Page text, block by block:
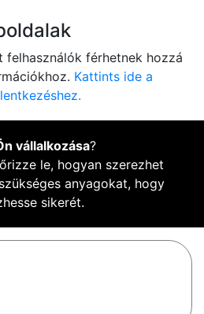
felhasználók férhetnek hozzá
Kattints ide a
vállalkozása?
le, hogyan szerezhet
anyagokat, hogy
sikerét.